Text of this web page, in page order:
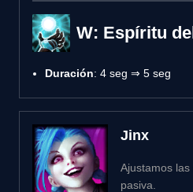
W: Espíritu
Duración: 4 seg ⇒ 5 seg
Jinx
Ajustamos
pasiva.